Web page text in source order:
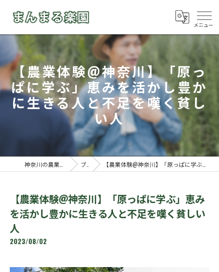
【農業体験@神奈川】「原っ
ぱに学ぶ」恵みを活かし豊か
に生きる人と不足を嘆く貧し
い人
ブログ 【農業体験@神奈川】「原っぱに学ぶ」恵みを活かし豊かに生きる人と不足を嘆く貧しい人
【農業体験@神奈川】「原っぱに学ぶ」恵み
を活かし豊かに生きる人と不足を嘆く貧しい
人
2023/08/02